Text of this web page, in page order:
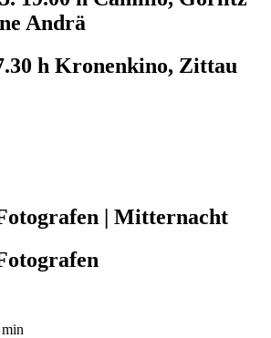
Andrä
h Kronenkino, Zittau
| Mitternacht